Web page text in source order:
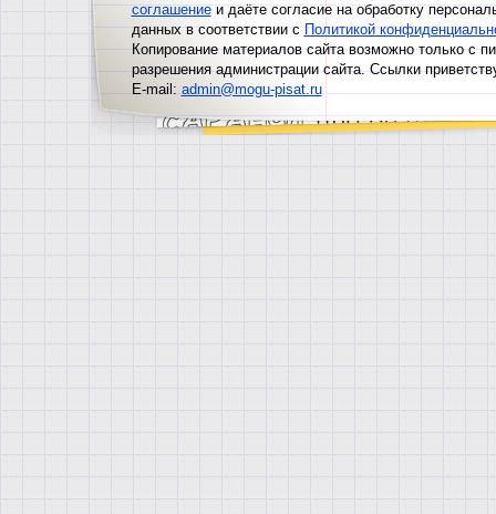
соглашениеи даёте согласие на обработку
данных в соответствии сПолитикой
Копирование материалов сайта возможно только с
разрешения администрации сайта. Ссылки
E-mail:admin@mogu-pisat.ru